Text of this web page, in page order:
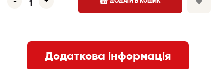
ДОДАТИ В КОШИК
Додаткова інформація